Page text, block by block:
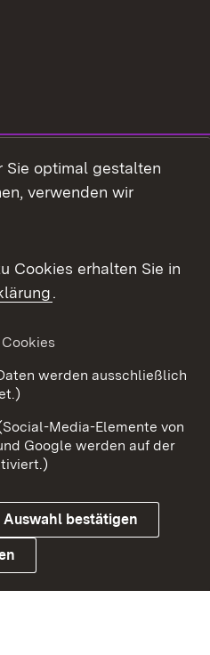
Barrierefreiheit
Cookies
Sie optimal gestalten
verwenden wir
Cookies erhalten Sie in
.
werden ausschließlich
Media-Elemente von
Google werden auf der
Auswahl bestätigen